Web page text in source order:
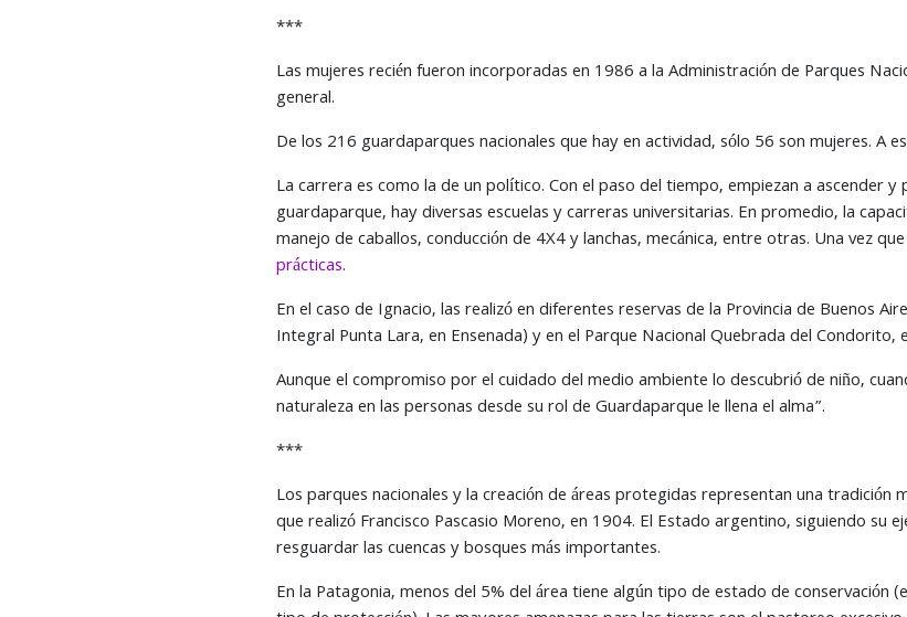
***
Las mujeres recién fueron incorporadas en 1986 a la Administración de Parques
general.
De los 216 guardaparques nacionales que hay en actividad, sólo 56 son mujeres.
La carrera es como la de un político. Con el paso del tiempo, empiezan a ascender
guardaparque, hay diversas escuelas y carreras universitarias. En promedio, la
manejo de caballos, conducción de 4X4 y lanchas, mecánica, entre otras. Una vez
prácticas.
En el caso de Ignacio, las realizó en diferentes reservas de la Provincia de Buenos
Integral Punta Lara, en Ensenada) y en el Parque Nacional Quebrada del Condorito,
Aunque el compromiso por el cuidado del medio ambiente lo descubrió de niño,
naturaleza en las personas desde su rol de Guardaparque le llena el alma”.
***
Los parques nacionales y la creación de áreas protegidas representan una
que realizó Francisco Pascasio Moreno, en 1904. El Estado argentino, siguiendo
resguardar las cuencas y bosques más importantes.
En la Patagonia, menos del 5% del área tiene algún tipo de estado de